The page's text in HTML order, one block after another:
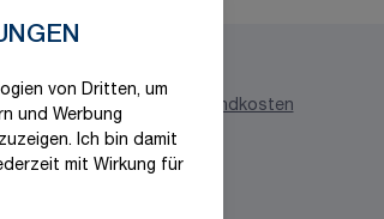
von Dritten, um
und Werbung
Ich bin damit
mit Wirkung für
MwSt. und zzgl. Versandkosten
in 5 Tage